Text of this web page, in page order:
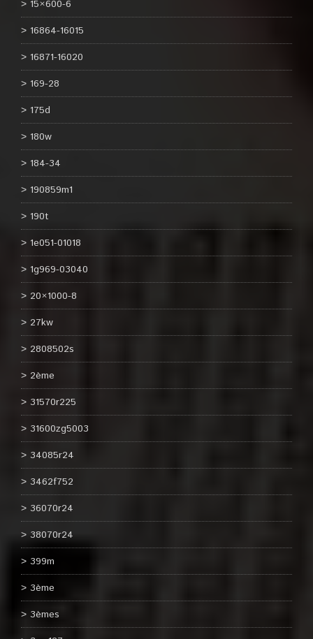
15×600-6
16864-16015
16871-16020
169-28
175d
180w
184-34
190859m1
190t
1e051-01018
1g969-03040
20×1000-8
27kw
2808502s
2ème
31570r225
31600zg5003
34085r24
3462f752
36070r24
38070r24
399m
3ème
3èmes